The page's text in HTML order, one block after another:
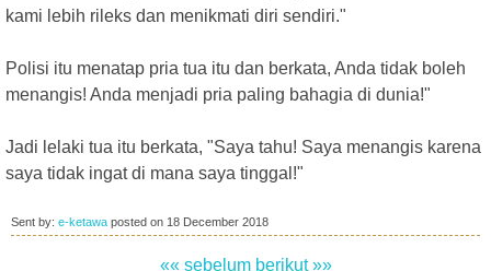
kami lebih rileks dan menikmati diri sendiri."
Polisi itu menatap pria tua itu dan berkata, Anda tidak boleh
menangis! Anda menjadi pria paling bahagia di dunia!"
Jadi lelaki tua itu berkata, "Saya tahu! Saya menangis karena
saya tidak ingat di mana saya tinggal!"
Sent by: e-ketawa posted on 18 December 2018
«« sebelum berikut »»